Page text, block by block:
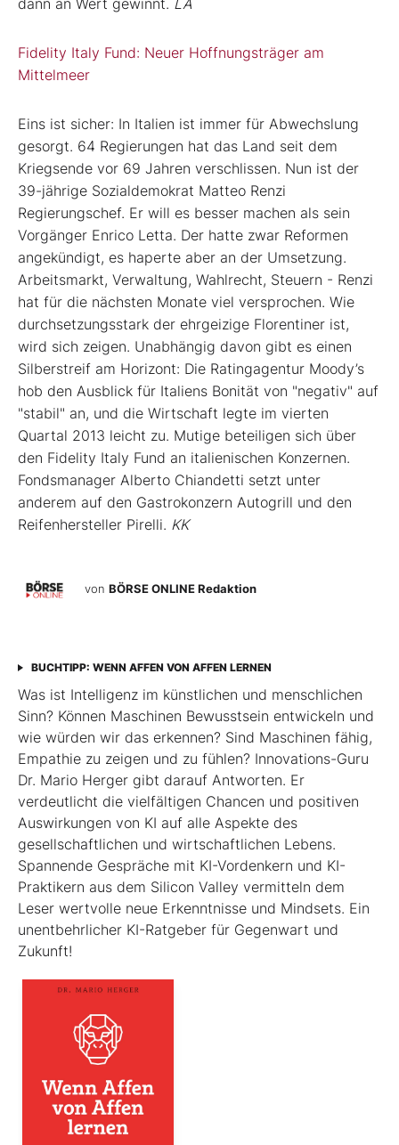
dann an Wert gewinnt. LA
Fidelity Italy Fund: Neuer Hoffnungsträger am
Mittelmeer
Eins ist sicher: In Italien ist immer für Abwechslung
gesorgt. 64 Regierungen hat das Land seit dem
Kriegsende vor 69 Jahren verschlissen. Nun ist der
39-jährige Sozialdemokrat Matteo Renzi
Regierungschef. Er will es besser machen als sein
Vorgänger Enrico Letta. Der hatte zwar Reformen
angekündigt, es haperte aber an der Umsetzung.
Arbeitsmarkt, Verwaltung, Wahlrecht, Steuern - Renzi
hat für die nächsten Monate viel versprochen. Wie
durchsetzungsstark der ehrgeizige Florentiner ist,
wird sich zeigen. Unabhängig davon gibt es einen
Silberstreif am Horizont: Die Ratingagentur Moody’s
hob den Ausblick für Italiens Bonität von "negativ" auf
"stabil" an, und die Wirtschaft legte im vierten
Quartal 2013 leicht zu. Mutige beteiligen sich über
den Fidelity Italy Fund an italienischen Konzernen.
Fondsmanager Alberto Chiandetti setzt unter
anderem auf den Gastrokonzern Autogrill und den
Reifenhersteller Pirelli. KK
von BÖRSE ONLINE Redaktion
BUCHTIPP: WENN AFFEN VON AFFEN LERNEN
Was ist Intelligenz im künstlichen und menschlichen
Sinn? Können Maschinen Bewusstsein entwickeln und
wie würden wir das erkennen? Sind Maschinen fähig,
Empathie zu zeigen und zu fühlen? Innovations-Guru
Dr. Mario Herger gibt darauf Antworten. Er
verdeutlicht die viel­fältigen Chancen und positiven
Auswirkungen von KI auf alle Aspekte des
gesellschaftlichen und wirtschaftlichen Lebens.
Spannende Gespräche mit KI-Vordenkern und KI-
Praktikern aus dem Silicon Valley vermitteln dem
Leser wertvolle neue Erkenntnisse und Mindsets. Ein
unentbehrlicher KI-Ratgeber für Gegenwart und
Zukunft!